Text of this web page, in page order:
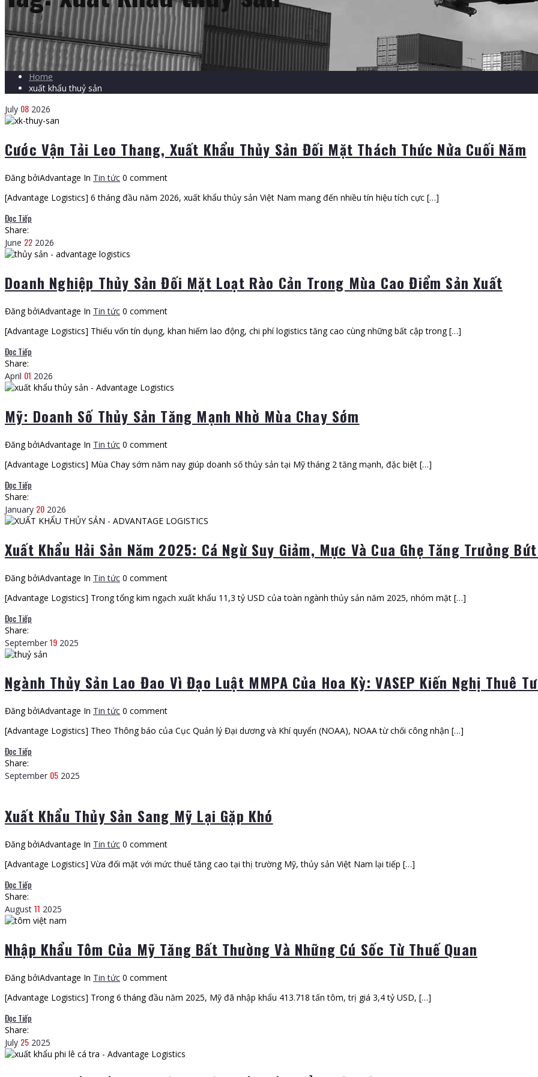
Home
xuất khẩu thuỷ sản
July 08 2026
Cước Vận Tải Leo Thang, Xuất Khẩu Thủy Sản Đối Mặt Thách Thức Nửa Cuối Năm
Đăng bởiAdvantage In Tin tức 0 comment
[Advantage Logistics] 6 tháng đầu năm 2026, xuất khẩu thủy sản Việt Nam mang đến nhiều tín hiệu tích cực […]
Đọc Tiếp
Share:
June 22 2026
Doanh Nghiệp Thủy Sản Đối Mặt Loạt Rào Cản Trong Mùa Cao Điểm Sản Xuất
Đăng bởiAdvantage In Tin tức 0 comment
[Advantage Logistics] Thiếu vốn tín dụng, khan hiếm lao động, chi phí logistics tăng cao cùng những bất cập trong […]
Đọc Tiếp
Share:
April 01 2026
Mỹ: Doanh Số Thủy Sản Tăng Mạnh Nhờ Mùa Chay Sớm
Đăng bởiAdvantage In Tin tức 0 comment
[Advantage Logistics] Mùa Chay sớm năm nay giúp doanh số thủy sản tại Mỹ tháng 2 tăng mạnh, đặc biệt […]
Đọc Tiếp
Share:
January 20 2026
Xuất Khẩu Hải Sản Năm 2025: Cá Ngừ Suy Giảm, Mực Và Cua Ghẹ Tăng Trưởng
Đăng bởiAdvantage In Tin tức 0 comment
[Advantage Logistics] Trong tổng kim ngạch xuất khẩu 11,3 tỷ USD của toàn ngành thủy sản năm 2025, nhóm mặt […]
Đọc Tiếp
Share:
September 19 2025
Ngành Thủy Sản Lao Đao Vì Đạo Luật MMPA Của Hoa Kỳ: VASEP Kiến Nghị Thuê
Đăng bởiAdvantage In Tin tức 0 comment
[Advantage Logistics] Theo Thông báo của Cục Quản lý Đại dương và Khí quyển (NOAA), NOAA từ chối công nhận […]
Đọc Tiếp
Share:
September 05 2025
Xuất Khẩu Thủy Sản Sang Mỹ Lại Gặp Khó
Đăng bởiAdvantage In Tin tức 0 comment
[Advantage Logistics] Vừa đối mặt với mức thuế tăng cao tại thị trường Mỹ, thủy sản Việt Nam lại tiếp […]
Đọc Tiếp
Share:
August 11 2025
Nhập Khẩu Tôm Của Mỹ Tăng Bất Thường Và Những Cú Sốc Từ Thuế Quan
Đăng bởiAdvantage In Tin tức 0 comment
[Advantage Logistics] Trong 6 tháng đầu năm 2025, Mỹ đã nhập khẩu 413.718 tấn tôm, trị giá 3,4 tỷ USD, […]
Đọc Tiếp
Share:
July 25 2025